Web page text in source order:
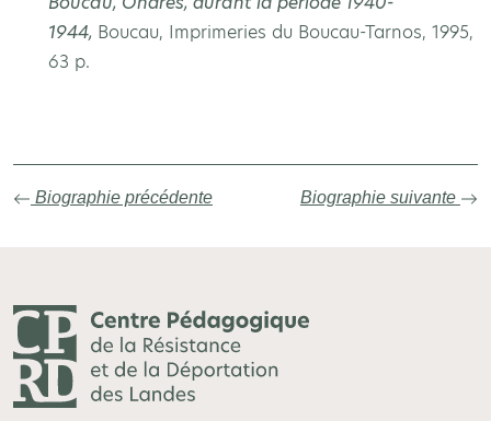
1944, Boucau, Imprimeries du Boucau-Tarnos, 1995,
63 p.
Biographie précédente Biographie suivante